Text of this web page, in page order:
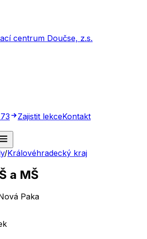
centrum Doučse, z.s.
Zajistit lekceKontakt
/Královéhradecký kraj
a MŠ
Paka